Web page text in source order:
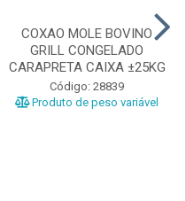
COXAO MOLE BOVINO
GRILL CONGELADO
CARAPRETA CAIXA ±25KG
Código: 28839
Produto de peso variável